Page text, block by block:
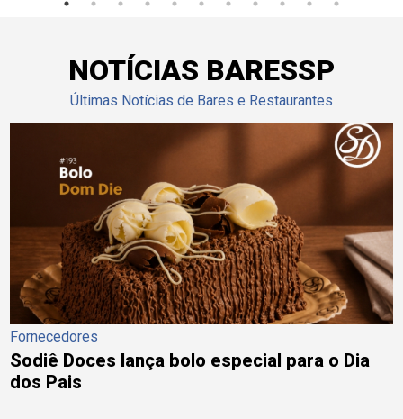
NOTÍCIAS BARESSP
Últimas Notícias de Bares e Restaurantes
Fornecedores
Sodiê Doces lança bolo especial para o Dia
dos Pais